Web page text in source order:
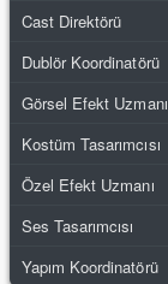
Cast Direktörü
Dublör Koordinatörü
Görsel Efekt Uzmanı
Kostüm Tasarımcısı
Özel Efekt Uzmanı
Ses Tasarımcısı
Yapım Koordinatörü